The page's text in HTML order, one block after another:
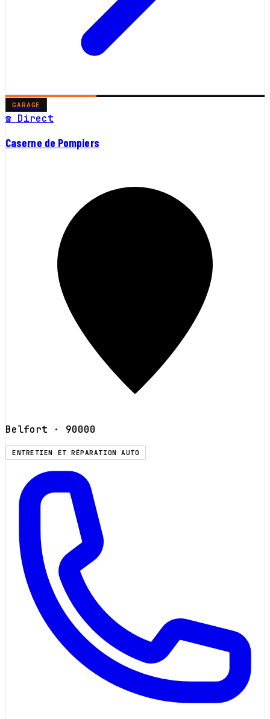
GARAGE
☎ Direct
Caserne de Pompiers
Belfort · 90000
ENTRETIEN ET RÉPARATION AUTO